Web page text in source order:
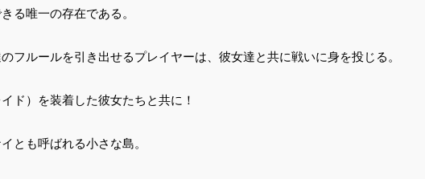
る唯一の存在である。
フルールを引き出せるプレイヤーは、彼女達と共に戦いに身を投じる。
ド）を装着した彼女たちと共に！
とも呼ばれる小さな島。